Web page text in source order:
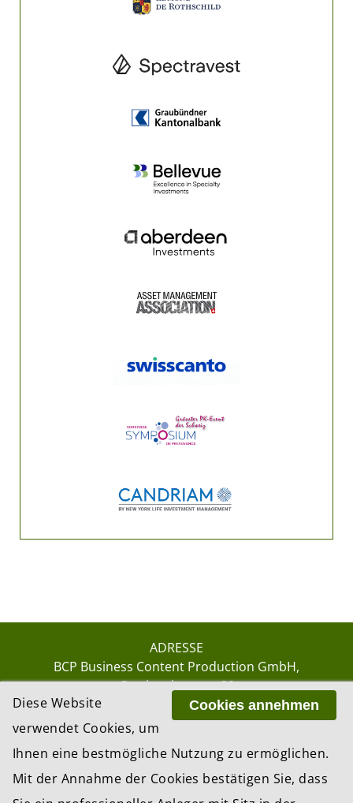
ADRESSE
BCP Business Content Production GmbH
Gotthardstrasse 38
8002 Zürich
GmbH, Zürich – Switzerland
Cookies annehmen
Diese Website
verwendet Cookies, um
Ihnen eine bestmögliche Nutzung zu ermöglichen.
Mit der Annahme der Cookies bestätigen Sie, dass